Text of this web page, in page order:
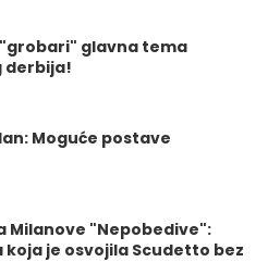
glavna tema
derbija!
Moguće postave
Milanove "Nepobedive":
koja je osvojila Scudetto bez